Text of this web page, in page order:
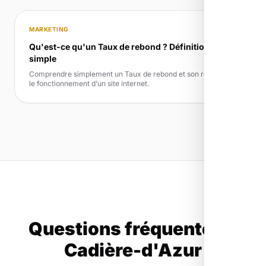
MARKETING
Qu'est-ce qu'un Taux de rebond ? Définition
simple
Comprendre simplement un Taux de rebond et son rôle dans
le fonctionnement d’un site internet.
Questions fréquentes à
Cadière-d'Azur